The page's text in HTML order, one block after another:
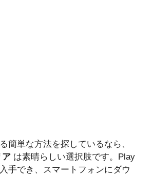
簡単な方法を探しているなら、
ア は素晴らしい選択肢です。Play
手でき、スマートフォンにダウ